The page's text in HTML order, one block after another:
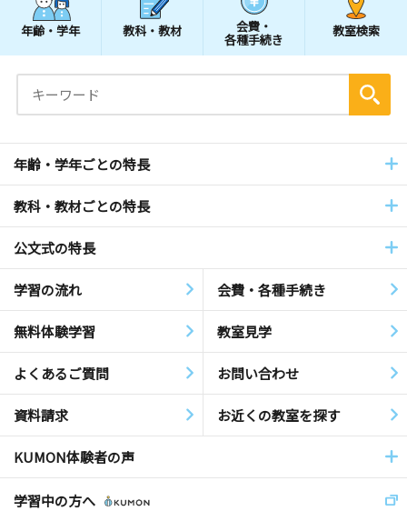
年齢・学年 教科・教材 会費・
各種手続き
教室検索
年齢・学年ごとの特長
教科・教材ごとの特長
公文式の特長
学習の流れ 会費・各種手続き
無料体験学習 教室見学
よくあるご質問 お問い合わせ
資料請求 お近くの教室を探す
KUMON体験者の声
学習中の方へ